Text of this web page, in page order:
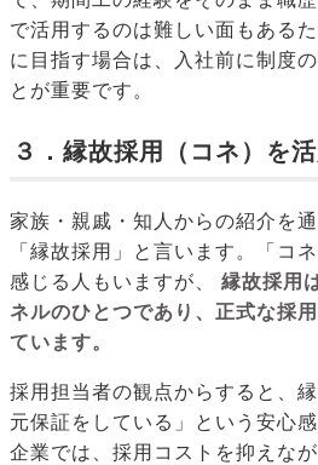
で活用するのは難しい面もある
に目指す場合は、入社前に制度
とが重要です。
３．縁故採用（コネ）を
家族・親戚・知人からの紹介を
「縁故採用」と言います。「コ
感じる人もいますが、
縁故採用
ネルのひとつであり、正式な採
ています。
採用担当者の観点からすると、
元保証をしている」という安心
企業では、採用コストを抑えな